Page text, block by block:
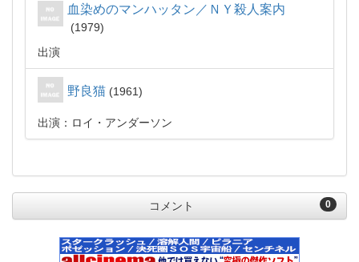
血染めのマンハッタン／ＮＹ殺人案内
1979
出演
野良猫 1961
出演：ロイ・アンダーソン
0
コメント